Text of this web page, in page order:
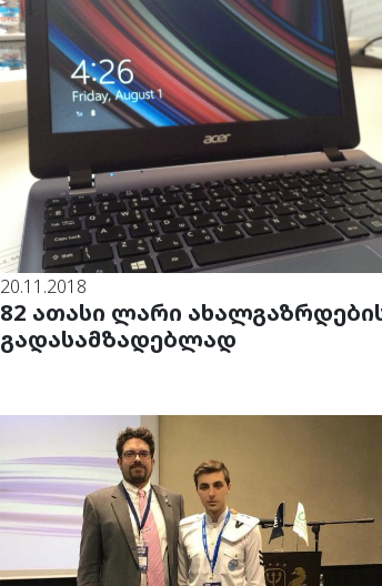
20.11.2018
82 ათასი ლარი
გადასამზადებლად